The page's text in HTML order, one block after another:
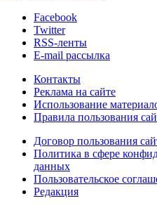
Facebook
Twitter
RSS-ленты
E-mail рассылка
Контакты
Реклама на сайте
Использование
Правила пользования
Договор пользования
Политика в сфере
данных
Пользовательское
Редакция